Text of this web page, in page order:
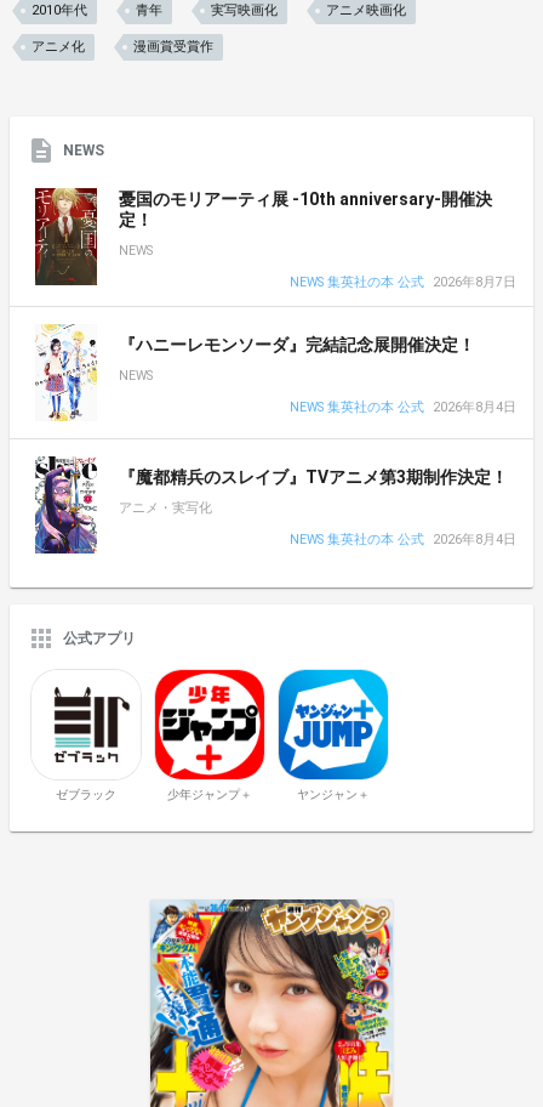
2010年代 青年 実写映画化 アニメ映画化
アニメ化 漫画賞受賞作
NEWS
憂国のモリアーティ展 -10th anniversary-開催決
定！
NEWS
NEWS 集英社の本 公式
2026年8月7日
『ハニーレモンソーダ』完結記念展開催決定！
NEWS
NEWS 集英社の本 公式
2026年8月4日
『魔都精兵のスレイブ』TVアニメ第3期制作決定！
アニメ・実写化
NEWS 集英社の本 公式
2026年8月4日
公式アプリ
ゼブラック 少年ジャンプ＋ ヤンジャン＋